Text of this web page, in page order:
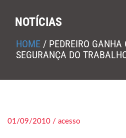
NOTÍCIAS
HOME / PEDREIRO GANHA
SEGURANÇA DO
01/09/2010 / acesso